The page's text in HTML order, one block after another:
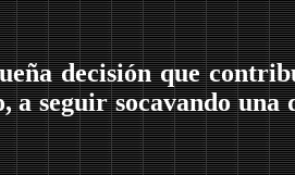
decisión que
seguir socavando una